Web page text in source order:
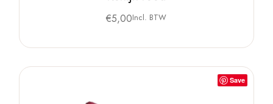
€5,00Incl. BTW
Save